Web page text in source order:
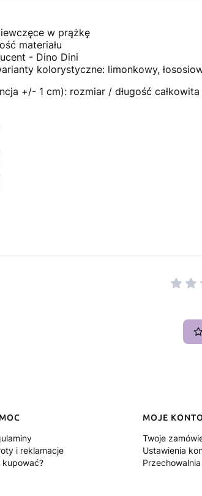
w prążkę
materiału
- Dino Dini
kolorystyczne: limonkowy,
+/- 1 cm): rozmiar / długość całkowita
w stopce
i reklamacje
kupować?
MOJE
Twoje
Ustawienia
Przechowalnia